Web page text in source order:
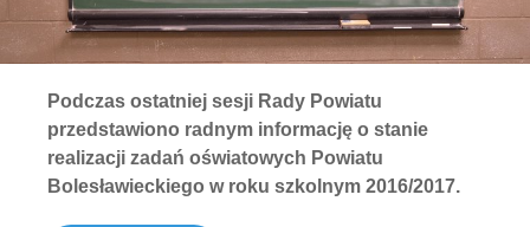
Podczas ostatniej sesji Rady Powiatu
przedstawiono radnym informację o stanie
realizacji zadań oświatowych Powiatu
Bolesławieckiego w roku szkolnym 2016/2017.